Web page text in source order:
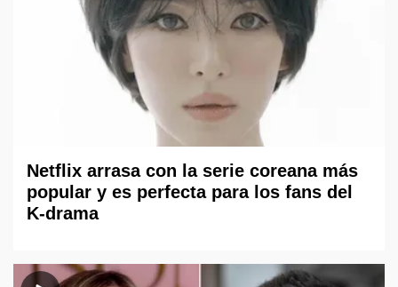
Netflix arrasa con la serie coreana más
popular y es perfecta para los fans del
K-drama